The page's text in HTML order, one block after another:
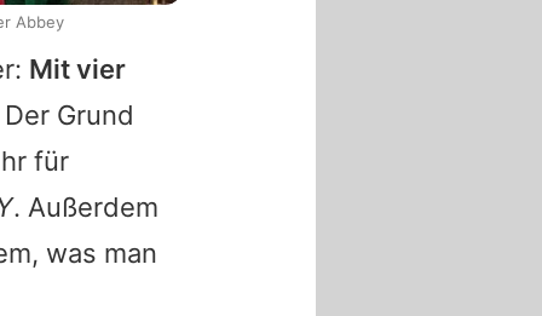
Mit vier
Grund
für
. Außerdem
was man
Abbey